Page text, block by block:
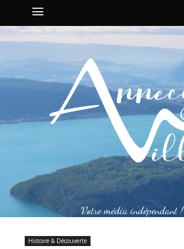
Votre média indépendant !
Histoire & Découverte